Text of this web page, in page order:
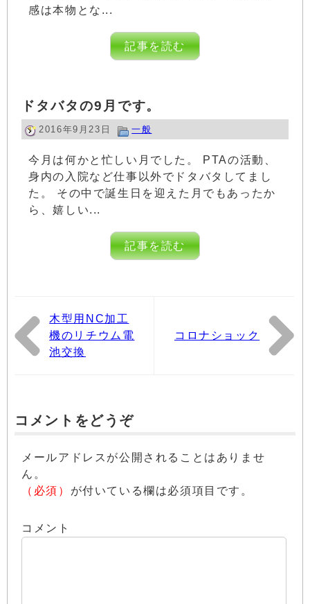
感は本物とな...
記事を読む
ドタバタの9月です。
2016年9月23日 一般
今月は何かと忙しい月でした。 PTAの活動、
身内の入院など仕事以外でドタバタしてまし
た。 その中で誕生日を迎えた月でもあったか
ら、嬉しい...
記事を読む
木型用NC加工
機のリチウム電
池交換
コロナショック
コメントをどうぞ
メールアドレスが公開されることはありませ
ん。
（必須） が付いている欄は必須項目です。
コメント